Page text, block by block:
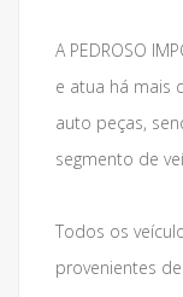
A PEDROSO
e atua há mais
auto peças,
segmento de
Todos os
provenientes